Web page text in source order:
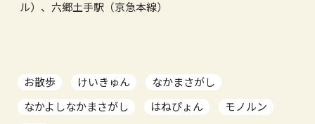
ル）、六郷土手駅（京急本線）
お散歩 けいきゅん
なかまさがし
なかよしなかまさがし
はねぴょん
モノルン